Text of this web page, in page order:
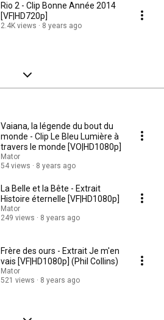
Rio 2 - Clip Bonne Année 2014
[VF|HD720p]
2.4K views 8 years ago
Vaiana, la légende du bout du
monde - Clip Le Bleu Lumière à
travers le monde [VO|HD1080p]
Mator
54 views
8 years ago
La Belle et la Bête - Extrait
Histoire éternelle [VF|HD1080p]
Mator
249 views
8 years ago
Frère des ours - Extrait Je m'en
vais [VF|HD1080p] (Phil Collins)
Mator
521 views
8 years ago